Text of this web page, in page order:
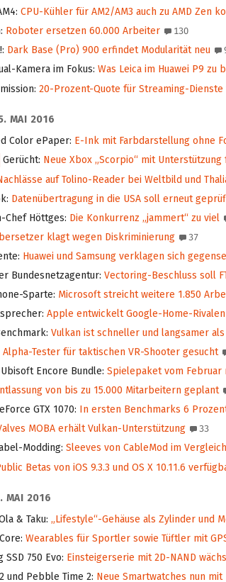
: CPU-Kühler für AM2/AM3 auch zu AMD Zen
: Roboter ersetzen 60.000 Arbeiter 130
: Dark Base (Pro) 900 erfindet Modularität neu
Kamera im Fokus: Was Leica im Huawei P9 zu
: 20-Prozent-Quote für Streaming-
MAI 2016
Color ePaper: E-Ink mit Farbdarstellung ohne
Gerücht: Neue Xbox „Scorpio“ mit Unterstützung
auf Tolino-Reader bei Weltbild und
: Datenübertragung in die USA soll erneut
Chef Höttges: Die Konkurrenz „jammert“ zu viel
klagt wegen Diskriminierung 37
: Huawei und Samsung verklagen sich
Bundesnetzagentur: Vectoring-Beschluss soll
Sparte: Microsoft streicht weitere 1.850
: Apple entwickelt Google-Home-Rivalen
: Vulkan ist schneller und langsamer als
Alpha-Tester für taktischen VR-Shooter gesucht
Encore Bundle: Spielepaket vom Februar
von bis zu 15.000 Mitarbeitern geplant
GTX 1070: In ersten Benchmarks 6
MOBA erhält Vulkan-Unterstützung 33
Modding: Sleeves von CableMod im
Betas von iOS 9.3.3 und OS X 10.11.6
MAI 2016
& Taku: „Lifestyle“-Gehäuse als Zylinder und
: Wearables für Sportler sowie Tüftler mit
SSD 750 Evo: Einsteigerserie mit 2D-NAND
und Pebble Time 2: Neue Smartwatches nun